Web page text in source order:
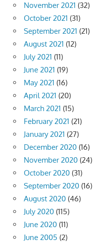
November 2021 (32)
October 2021 (31)
September 2021 (21)
August 2021 (12)
July 2021 (11)
June 2021 (19)
May 2021 (16)
April 2021 (20)
March 2021 (15)
February 2021 (21)
January 2021 (27)
December 2020 (16)
November 2020 (24)
October 2020 (31)
September 2020 (16)
August 2020 (46)
July 2020 (115)
June 2020 (11)
June 2005 (2)